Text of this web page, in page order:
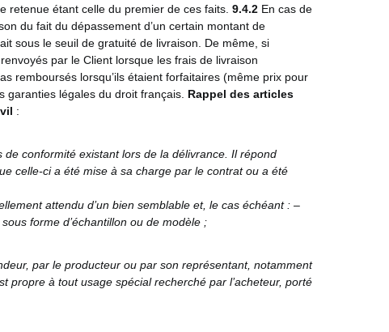
retenue étant celle du premier de ces faits. 9.4.2 En cas de
du fait du dépassement d’un certain montant de
sous le seuil de gratuité de livraison. De même, si
par le Client lorsque les frais de livraison
remboursés lorsqu’ils étaient forfaitaires (même prix pour
garanties légales du droit français. Rappel des articles
:
conformité existant lors de la délivrance. Il répond
celle-ci a été mise à sa charge par le contrat ou a été
attendu d’un bien semblable et, le cas échéant : –
forme d’échantillon ou de modèle ;
par le producteur ou par son représentant, notamment
propre à tout usage spécial recherché par l’acheteur, porté